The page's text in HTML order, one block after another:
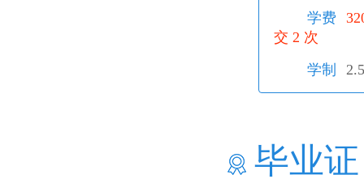
学费
交 2 次
学制
毕业证